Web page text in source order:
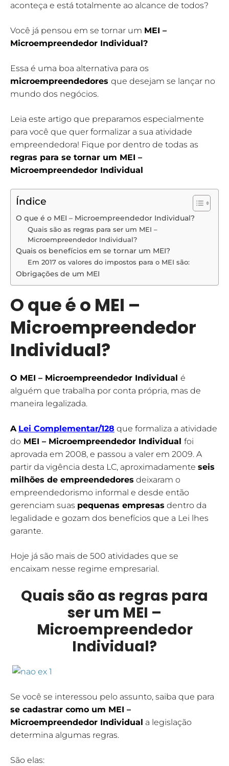
aconteça e está totalmente ao alcance de todos?
Você já pensou em se tornar um MEI –
Microempreendedor Individual?
Essa é uma boa alternativa para os
microempreendedores que desejam se lançar no
mundo dos negócios.
Leia este artigo que preparamos especialmente
para você que quer formalizar a sua atividade
empreendedora! Fique por dentro de todas as
regras para se tornar um MEI –
Microempreendedor Individual
Índice
O que é o MEI – Microempreendedor Individual?
Quais são as regras para ser um MEI –
Microempreendedor Individual?
Quais os benefícios em se tornar um MEI?
Em 2017 os valores do impostos para o MEI são:
Obrigações de um MEI
O que é o MEI –
Microempreendedor
Individual?
O MEI – Microempreendedor Individual é
alguém que trabalha por conta própria, mas de
maneira legalizada.
A Lei Complementar/128 que formaliza a atividade
do MEI – Microempreendedor Individual foi
aprovada em 2008, e passou a valer em 2009. A
partir da vigência desta LC, aproximadamente seis
milhões de empreendedores deixaram o
empreendedorismo informal e desde então
gerenciam suas pequenas empresas dentro da
legalidade e gozam dos benefícios que a Lei lhes
garante.
Hoje já são mais de 500 atividades que se
encaixam nesse regime empresarial.
Quais são as regras para
ser um MEI –
Microempreendedor
Individual?
Se você se interessou pelo assunto, saiba que para
se cadastrar como um MEI –
Microempreendedor Individual a legislação
determina algumas regras.
São elas: